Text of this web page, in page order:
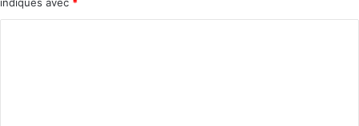
indiqués avec *